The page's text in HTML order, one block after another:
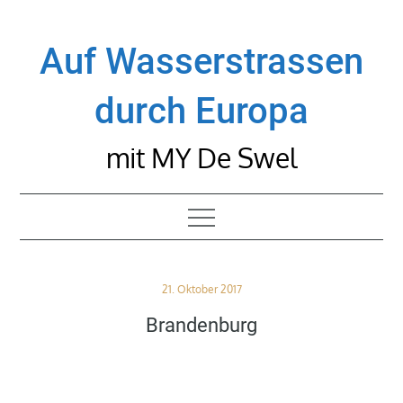
contentAuf Wasserstrassen
durch Europa
mit MY De Swel
Posted
21. Oktober 2017
Brandenburg